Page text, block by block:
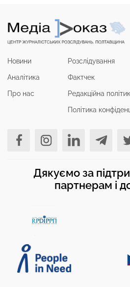
Новини
Аналітика
Про нас
Розслідування
Фактчек
Редакційна
Політика
Дякуємо за
партнерам і